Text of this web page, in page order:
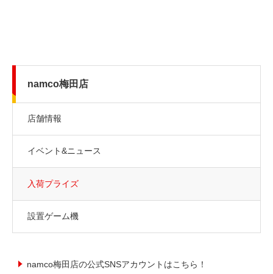
namco梅田店
店舗情報
イベント&ニュース
入荷プライズ
設置ゲーム機
namco梅田店の公式SNSアカウントはこちら！